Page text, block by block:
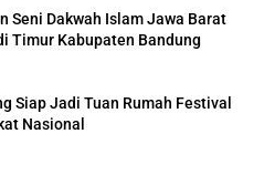
Seni Dakwah Islam Jawa Barat
Timur Kabupaten Bandung
Siap Jadi Tuan Rumah Festival
Nasional